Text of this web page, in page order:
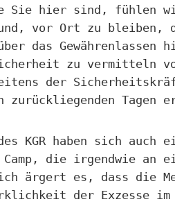
Sie hier sind, fühlen
vor Ort zu bleiben,
das Gewährenlassen
zu vermitteln vor
der
zurückliegenden Tagen
KGR haben sich auch
Camp, die irgendwie an
ärgert es, dass die
der Exzesse